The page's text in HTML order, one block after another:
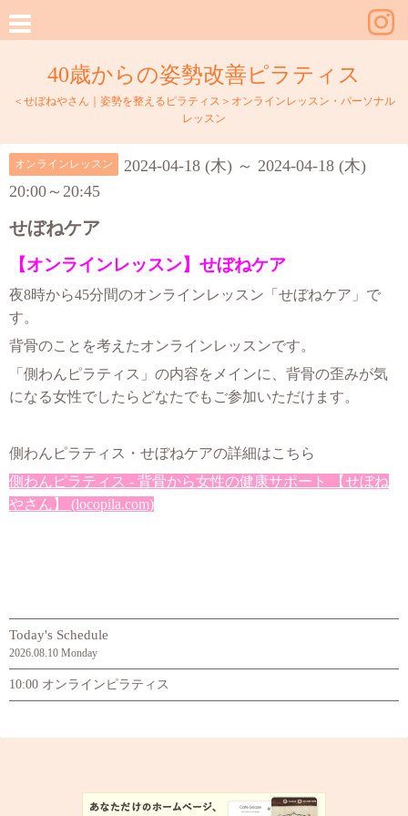
40歳からの姿勢改善ピラティス
＜せぼねやさん｜姿勢を整えるピラティス＞オンラインレッスン・パーソナル
レッスン
オンラインレッスン
2024-04-18 (木) ～ 2024-04-18 (木)
20:00～20:45
せぼねケア
【オンラインレッスン】せぼねケア
夜8時から45分間のオンラインレッスン「せぼねケア」で
す。
背骨のことを考えたオンラインレッスンです。
「側わんピラティス」の内容をメインに、背骨の歪みが気
になる女性でしたらどなたでもご参加いただけます。
側わんピラティス・せぼねケアの詳細はこちら
側わんピラティス - 背骨から女性の健康サポート 【せぼね
やさん】 (locopila.com)
Today's Schedule
2026.08.10 Monday
10:00 オンラインピラティス